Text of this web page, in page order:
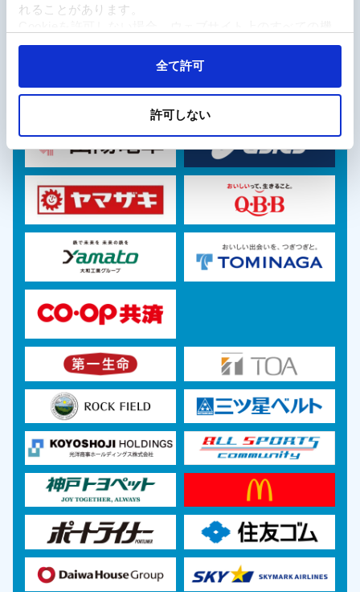
れることがあります。
能やコンテンツに完全にアクセスできなくなる可能性が
全て許可
許可しない
Sponsor